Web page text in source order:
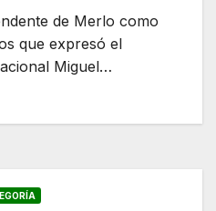
de Merlo como
que expresó el
Miguel…